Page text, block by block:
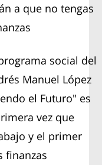
a que no tengas
social del
Manuel López
el Futuro" es
vez que
y el primer
finanzas